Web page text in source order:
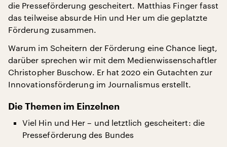
die Presseförderung gescheitert. Matthias Finger fasst
das teilweise absurde Hin und Her um die geplatzte
Förderung zusammen.
Warum im Scheitern der Förderung eine Chance liegt,
darüber sprechen wir mit dem Medienwissenschaftler
Christopher Buschow. Er hat 2020 ein Gutachten zur
Innovationsförderung im Journalismus erstellt.
Die Themen im Einzelnen
Viel Hin und Her – und letztlich gescheitert: die
Presseförderung des Bundes